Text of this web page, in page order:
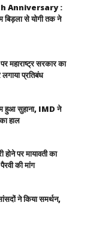
Anniversary :
बिड़ला से योगी तक ने
सरकार का
प्रतिबंध
हुआ सुहाना, IMD ने
हाल
पर मायावती का
की मांग
ने किया समर्थन,